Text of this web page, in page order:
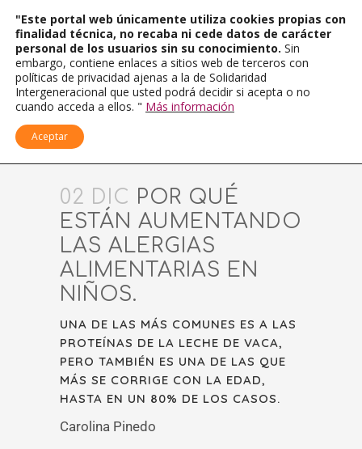
02 DIC POR QUÉ
ESTÁN AUMENTANDO
LAS ALERGIAS
ALIMENTARIAS EN
NIÑOS.
UNA DE LAS MÁS COMUNES ES A LAS
PROTEÍNAS DE LA LECHE DE VACA,
PERO TAMBIÉN ES UNA DE LAS QUE
MÁS SE CORRIGE CON LA EDAD,
HASTA EN UN 80% DE LOS CASOS.
Carolina Pinedo
"Este portal web únicamente utiliza cookies propias con
finalidad técnica, no recaba ni cede datos de carácter
personal de los usuarios sin su conocimiento. Sin
embargo, contiene enlaces a sitios web de terceros con
políticas de privacidad ajenas a la de Solidaridad
Intergeneracional que usted podrá decidir si acepta o no
cuando acceda a ellos. " Más información
Aceptar